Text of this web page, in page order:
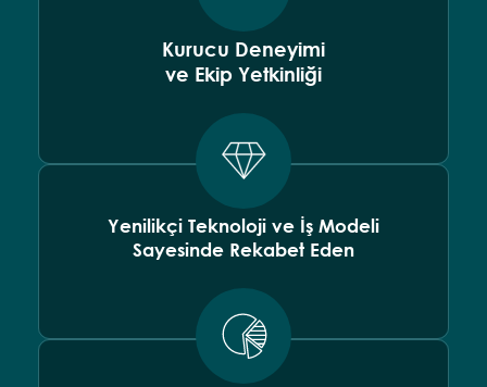
Kurucu Deneyimi
ve Ekip Yetkinliği
Yenilikçi Teknoloji ve İş Modeli
Sayesinde Rekabet Eden